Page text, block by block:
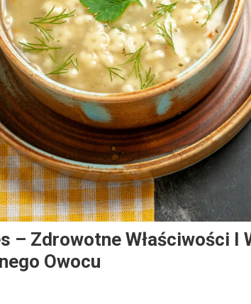
– Zdrowotne Właściwości I
Owocu